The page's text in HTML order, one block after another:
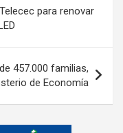
para renovar
457.000 familias,
de Economía